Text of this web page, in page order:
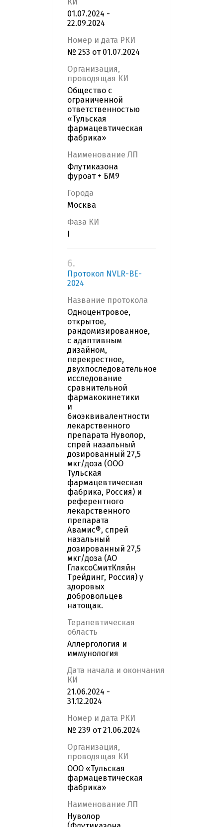
КИ
01.07.2024 -
22.09.2024
Номер и дата РКИ
№ 253 от 01.07.2024
Организация,
проводящая КИ
Общество с
ограниченной
ответственностью
«Тульская
фармацевтическая
фабрика»
Наименование ЛП
Флутиказона
фуроат + БМ9
Города
Москва
Фаза КИ
6.
Протокол NVLR-BE-
2024
Название протокола
Одноцентровое,
открытое,
рандомизированное,
с адаптивным
дизайном,
перекрестное,
двухпоследовательное
исследование
сравнительной
фармакокинетики
и
биоэквивалентности
лекарственного
препарата Нуволор,
спрей назальный
дозированный 27,5
мкг/доза (ООО
Тульская
фармацевтическая
фабрика, Россия) и
референтного
лекарственного
препарата
Авамис®, спрей
назальный
дозированный 27,5
мкг/доза (АО
ГлаксоСмитКляйн
Трейдинг, Россия) у
здоровых
добровольцев
натощак.
Терапевтическая
область
Аллергология и
иммунология
Дата начала и окончания
КИ
21.06.2024 -
31.12.2024
Номер и дата РКИ
№ 239 от 21.06.2024
Организация,
проводящая КИ
ООО «Тульская
фармацевтическая
фабрика»
Наименование ЛП
Нуволор